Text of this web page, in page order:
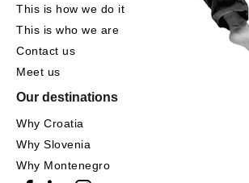
This is how we do it
This is who we are
Contact us
Meet us
Our destinations
Why Croatia
Why Slovenia
Why Montenegro